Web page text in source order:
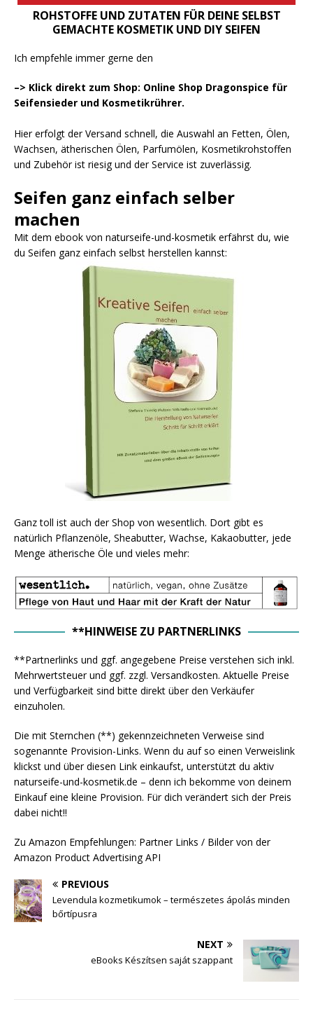
ROHSTOFFE UND ZUTATEN FÜR DEINE SELBST
GEMACHTE KOSMETIK UND DIY SEIFEN
Ich empfehle immer gerne den
–> Klick direkt zum Shop: Online Shop Dragonspice für
Seifensieder und Kosmetikrührer.
Hier erfolgt der Versand schnell, die Auswahl an Fetten, Ölen,
Wachsen, ätherischen Ölen, Parfumölen, Kosmetikrohstoffen
und Zubehör ist riesig und der Service ist zuverlässig.
Seifen ganz einfach selber
machen
Mit dem ebook von naturseife-und-kosmetik erfährst du, wie
du Seifen ganz einfach selbst herstellen kannst:
Ganz toll ist auch der Shop von wesentlich. Dort gibt es
natürlich Pflanzenöle, Sheabutter, Wachse, Kakaobutter, jede
Menge ätherische Öle und vieles mehr:
**HINWEISE ZU PARTNERLINKS
**Partnerlinks und ggf. angegebene Preise verstehen sich inkl.
Mehrwertsteuer und ggf. zzgl. Versandkosten. Aktuelle Preise
und Verfügbarkeit sind bitte direkt über den Verkäufer
einzuholen.
Die mit Sternchen (**) gekennzeichneten Verweise sind
sogenannte Provision-Links. Wenn du auf so einen Verweislink
klickst und über diesen Link einkaufst, unterstützt du aktiv
naturseife-und-kosmetik.de – denn ich bekomme von deinem
Einkauf eine kleine Provision. Für dich verändert sich der Preis
dabei nicht!!
Zu Amazon Empfehlungen: Partner Links / Bilder von der
Amazon Product Advertising API
PREVIOUS
Levendula kozmetikumok – természetes ápolás minden
bőrtípusra
NEXT
eBooks Készítsen saját szappant